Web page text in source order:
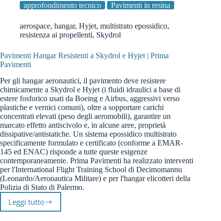
approfondimento tecnico Pavimenti in resina
aerospace, hangar, Hyjet, multistrato epossidico,
resistenza ai propellenti, Skydrol
Pavimenti Hangar Resistenti a Skydrol e Hyjet | Prima
Pavimenti
Per gli hangar aeronautici, il pavimento deve resistere
chimicamente a Skydrol e Hyjet (i fluidi idraulici a base di
estere fosforico usati da Boeing e Airbus, aggressivi verso
plastiche e vernici comuni), oltre a sopportare carichi
concentrati elevati (peso degli aeromobili), garantire un
marcato effetto antiscivolo e, in alcune aree, proprietà
dissipative/antistatiche. Un sistema epossidico multistrato
specificamente formulato e certificato (conforme a EMAR-
145 ed ENAC) risponde a tutte queste esigenze
contemporaneamente. Prima Pavimenti ha realizzato interventi
per l'International Flight Training School di Decimomannu
(Leonardo/Aeronautica Militare) e per l'hangar elicotteri della
Polizia di Stato di Palermo.
Leggi tuttoPavimenti